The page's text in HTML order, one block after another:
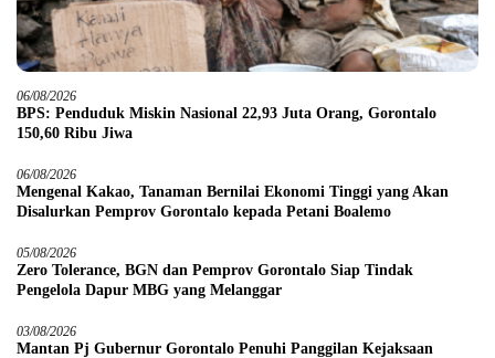
06/08/2026
BPS: Penduduk Miskin Nasional 22,93 Juta Orang, Gorontalo
150,60 Ribu Jiwa
06/08/2026
Mengenal Kakao, Tanaman Bernilai Ekonomi Tinggi yang Akan
Disalurkan Pemprov Gorontalo kepada Petani Boalemo
05/08/2026
Zero Tolerance, BGN dan Pemprov Gorontalo Siap Tindak
Pengelola Dapur MBG yang Melanggar
03/08/2026
Mantan Pj Gubernur Gorontalo Penuhi Panggilan Kejaksaan